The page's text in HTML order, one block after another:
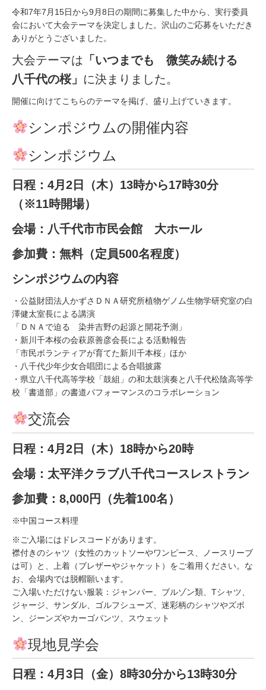
令和7年7月15日から9月8日の期間に募集した中から、実行委員
会において大会テーマを決定しました。沢山のご応募をいただき
ありがとうございました。
大会テーマは 「いつまでも 微笑み続ける
八千代の桜」 に決まりました。
開催に向けてこちらのテーマを掲げ、盛り上げていきます。
シンポジウムの開催内容
シンポジウム
日程：4月2日（木）13時から17時30分
（※11時開場）
会場：八千代市市民会館 大ホール
参加費：無料（定員500名程度）
シンポジウムの内容
・公益財団法人かずさＤＮＡ研究所植物ゲノム生物学研究室の白
澤健太室長による講演
「ＤＮＡで迫る 染井吉野の起源と開花予測」
・新川千本桜の会萩原善彦会長による活動報告
「市民ボランティアが育てた新川千本桜」ほか
・八千代少年少女合唱団による合唱披露
・県立八千代高等学校「鼓組」の和太鼓演奏と八千代松陰高等学
校「書道部」の書道パフォーマンスのコラボレーション
交流会
日程：4月2日（木）18時から20時
会場：太平洋クラブ八千代コースレストラン
参加費：8,000円（先着100名）
※中国コース料理
※ご入場にはドレスコードがあります。
襟付きのシャツ（女性のカットソーやワンピース、ノースリーブ
は可）と、上着（ブレザーやジャケット）をご着用ください。な
お、会場内では脱帽願います。
ご入場いただけない服装：ジャンパー、ブルゾン類、Tシャツ、
ジャージ、サンダル、ゴルフシューズ、迷彩柄のシャツやズボ
ン、ジーンズやカーゴパンツ、スウェット
現地見学会
日程：4月3日（金）8時30分から13時30分